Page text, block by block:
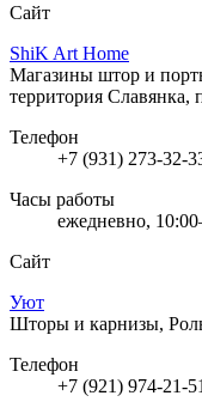
Сайт
ShiK Art Home
Магазины штор и
территория
Телефон
+7 (931) 273-32-
Часы работы
ежедневно,
Сайт
Уют
Шторы и карнизы,
Телефон
+7 (921) 974-21-51